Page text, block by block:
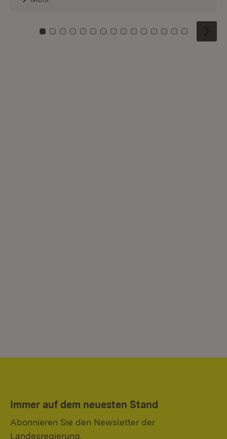
Zu Kachel: 0
Zu Kachel: 1
Zu Kachel: 2
Zu Kachel: 3
Zu Kachel: 4
Zu Kachel: 5
Zu Kachel: 6
Zu Kachel: 7
Zu Kachel: 8
Zu Kachel: 9
Zu Kachel: 10
Zu Kachel: 11
Zu Kachel: 12
Zu Kachel:
Zu
Immer auf dem neuesten Stand
Abonnieren Sie den Newsletter der
Landesregierung.